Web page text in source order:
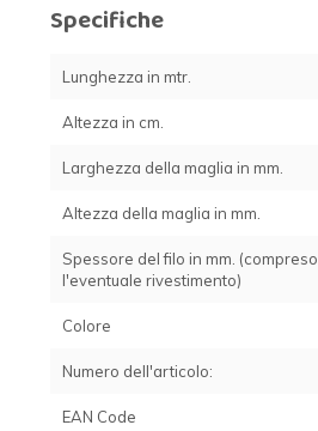
Specifiche
Lunghezza in mtr.
Altezza in cm.
Larghezza della maglia in mm.
Altezza della maglia in mm.
Spessore del filo in mm. (compreso
l'eventuale rivestimento)
Colore
Numero dell'articolo:
EAN Code